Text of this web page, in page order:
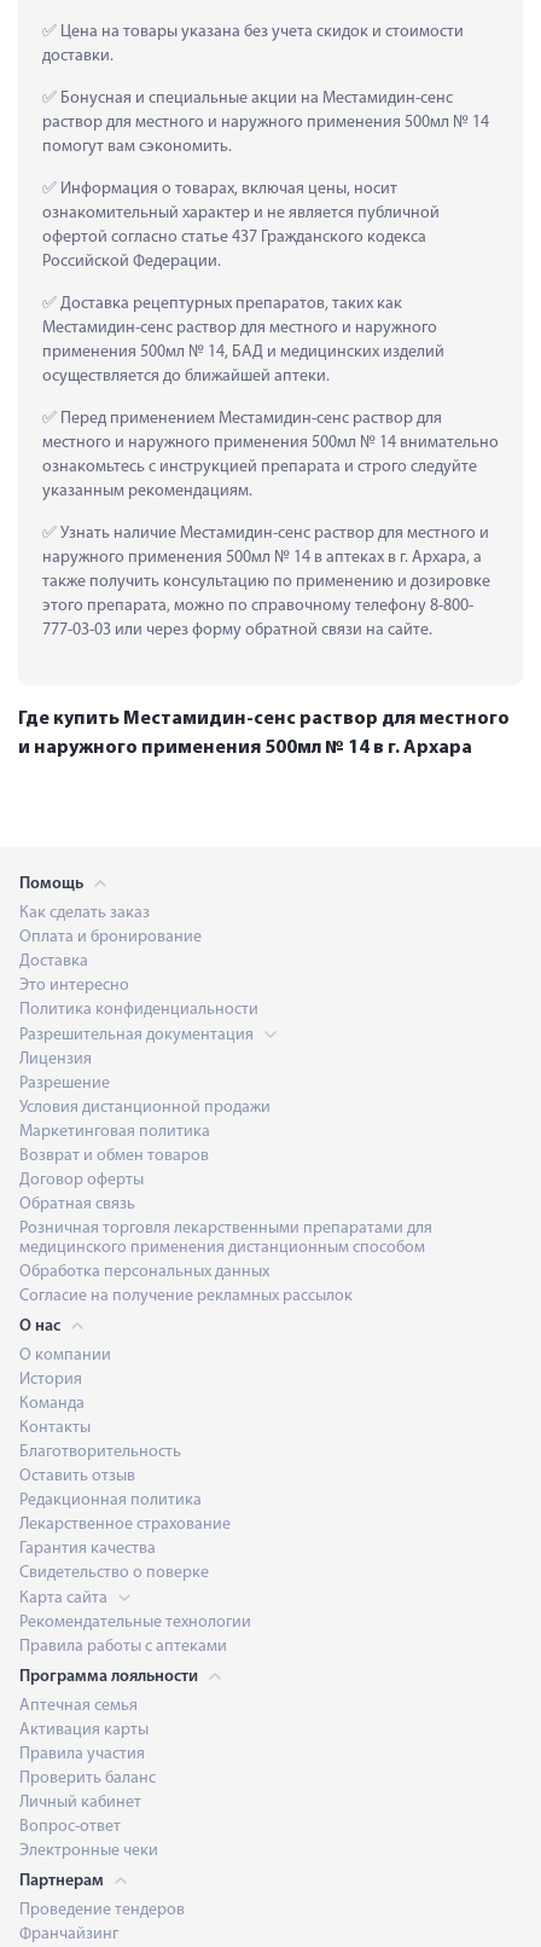
Цена на товары указана без учета скидок и стоимости
доставки.
Бонусная и специальные акции на Местамидин-сенс
раствор для местного и наружного применения 500мл № 14
помогут вам сэкономить.
Информация о товарах, включая цены, носит
ознакомительный характер и не является публичной
офертой согласно статье 437 Гражданского кодекса
Российской Федерации.
Доставка рецептурных препаратов, таких как
Местамидин-сенс раствор для местного и наружного
применения 500мл № 14, БАД и медицинских изделий
осуществляется до ближайшей аптеки.
Перед применением Местамидин-сенс раствор для
местного и наружного применения 500мл № 14 внимательно
ознакомьтесь с инструкцией препарата и строго следуйте
указанным рекомендациям.
Узнать наличие Местамидин-сенс раствор для местного и
наружного применения 500мл № 14 в аптеках в г. Архара, а
также получить консультацию по применению и дозировке
этого препарата, можно по справочному телефону 8-800-
777-03-03 или через форму обратной связи на сайте.
Где купить Местамидин-сенс раствор для местного
и наружного применения 500мл № 14 в г. Архара
Помощь
Как сделать заказ
Оплата и бронирование
Доставка
Это интересно
Политика конфиденциальности
Разрешительная документация
Лицензия
Разрешение
Условия дистанционной продажи
Маркетинговая политика
Возврат и обмен товаров
Договор оферты
Обратная связь
Розничная торговля лекарственными препаратами для
медицинского применения дистанционным способом
Обработка персональных данных
Согласие на получение рекламных рассылок
О нас
О компании
История
Команда
Контакты
Благотворительность
Оставить отзыв
Редакционная политика
Лекарственное страхование
Гарантия качества
Свидетельство о поверке
Карта сайта
Рекомендательные технологии
Правила работы с аптеками
Программа лояльности
Аптечная семья
Активация карты
Правила участия
Проверить баланс
Личный кабинет
Вопрос-ответ
Электронные чеки
Партнерам
Проведение тендеров
Франчайзинг